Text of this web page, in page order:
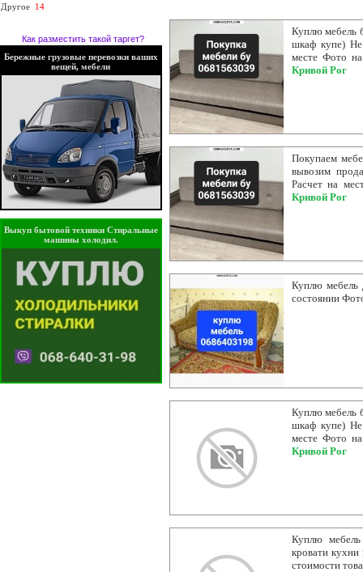
Другое 14
Как разместить такой таргет?
Бережные грузовые перевозки ваших
вещей, мебели
Выкуп бытовой техники Стиральные
машины холодил.
Куплю мебель
шкаф купе)
месте Фото
Кривой Рог
Покупаем
вывозим
Расчет на
Кривой Рог
Куплю мебель
состоянии
Куплю мебель
шкаф купе)
месте Фото
Кривой Рог
Куплю
кровати
стоимости